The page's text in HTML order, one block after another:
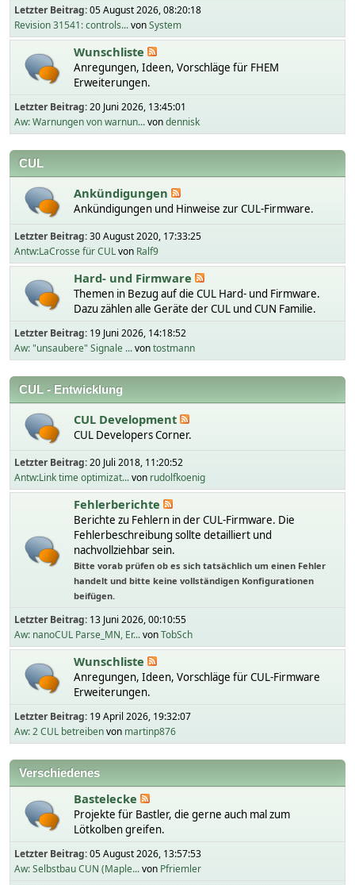
Letzter Beitrag:05 August 2026, 08:20:18
Revision 31541: controls...vonSystem
Wunschliste
Anregungen, Ideen, Vorschläge für FHEM
Erweiterungen.
Letzter Beitrag:20 Juni 2026, 13:45:01
Aw: Warnungen von warnun...vondennisk
CUL
Ankündigungen
Ankündigungen und Hinweise zur CUL-Firmware.
Letzter Beitrag:30 August 2020, 17:33:25
Antw:LaCrosse für CULvon Ralf9
Hard- und Firmware
Themen in Bezug auf die CUL Hard- und Firmware.
Dazu zählen alle Geräte der CUL und CUN Familie.
Letzter Beitrag: 19 Juni 2026, 14:18:52
Aw: "unsaubere" Signale ...vontostmann
CUL - Entwicklung
CUL Development
CUL Developers Corner.
Letzter Beitrag:20 Juli 2018, 11:20:52
Antw:Link time optimizat...von rudolfkoenig
Fehlerberichte
Berichte zu Fehlern in der CUL-Firmware. Die
Fehlerbeschreibung sollte detailliert und
nachvollziehbar sein.
Bitte vorab prüfen ob es sich tatsächlich um einen Fehler
handelt und bitte keine vollständigen Konfigurationen
beifügen.
Letzter Beitrag: 13 Juni 2026, 00:10:55
Aw: nanoCUL Parse_MN, Er...vonTobSch
Wunschliste
Anregungen, Ideen, Vorschläge für CUL-Firmware
Erweiterungen.
Letzter Beitrag: 19 April 2026, 19:32:07
Aw: 2 CUL betreibenvon martinp876
Verschiedenes
Bastelecke
Projekte für Bastler, die gerne auch mal zum
Lötkolben greifen.
Letzter Beitrag:05 August 2026, 13:57:53
Aw: Selbstbau CUN (Maple...von Pfriemler